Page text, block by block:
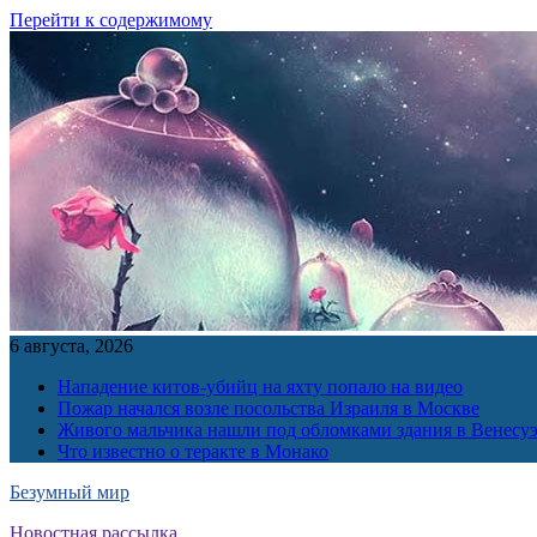
Перейти к содержимому
6 августа, 2026
Нападение китов-убийц на яхту попало на видео
Пожар начался возле посольства Израиля в Москве
Живого мальчика нашли под обломками здания в
Что известно о теракте в Монако
Безумный мир
Новостная рассылка